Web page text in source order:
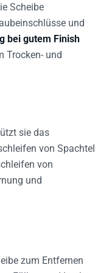
Scheibe
und
bei gutem Finish
Trocken- und
sie das
von Spachtel
von
und
zum Entfernen